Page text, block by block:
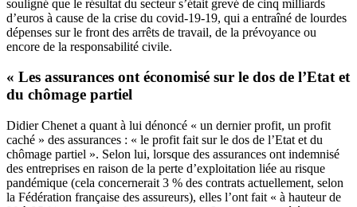
souligné que le résultat du secteur s’était grevé de cinq milliards
d’euros à cause de la crise du covid-19-19, qui a entraîné de lourdes
dépenses sur le front des arrêts de travail, de la prévoyance ou
encore de la responsabilité civile.
« Les assurances ont économisé sur le dos de l’Etat et
du chômage partiel
Didier Chenet a quant à lui dénoncé « un dernier profit, un profit
caché » des assurances : « le profit fait sur le dos de l’Etat et du
chômage partiel ». Selon lui, lorsque des assurances ont indemnisé
des entreprises en raison de la perte d’exploitation liée au risque
pandémique (cela concernerait 3 % des contrats actuellement, selon
la Fédération française des assureurs), elles l’ont fait « à hauteur de